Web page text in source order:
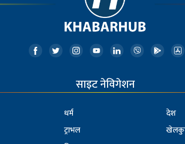
साइट नेविगेशन
धर्म
ट्राभल
देश